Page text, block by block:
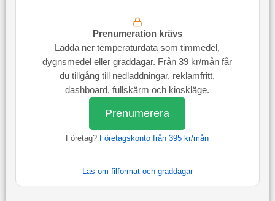
Prenumeration krävs
Ladda ner temperaturdata som timmedel,
dygnsmedel eller graddagar. Från 39 kr/mån får
du tillgång till nedladdningar, reklamfritt,
dashboard, fullskärm och kioskläge.
Prenumerera
Företag? Företagskonto från 395 kr/mån
Läs om filformat och graddagar